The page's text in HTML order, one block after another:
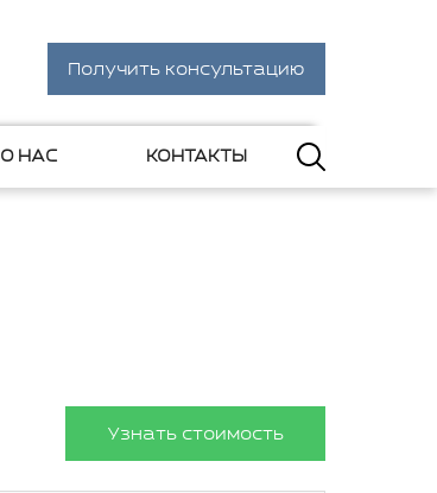
Получить консультацию
О НАС КОНТАКТЫ
Узнать стоимость